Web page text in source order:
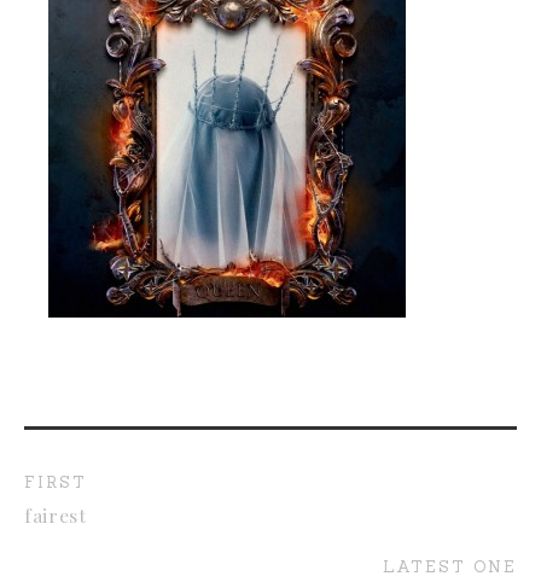
FIRST
fairest
LATEST ONE